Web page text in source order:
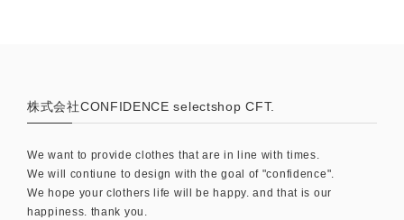
株式会社CONFIDENCE selectshop CFT.
We want to provide clothes that are in line with times.
We will contiune to design with the goal of "confidence".
We hope your clothers life will be happy. and that is our
happiness. thank you.